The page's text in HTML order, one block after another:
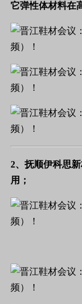
它弹性体材料在
2、抚顺伊科思
用；